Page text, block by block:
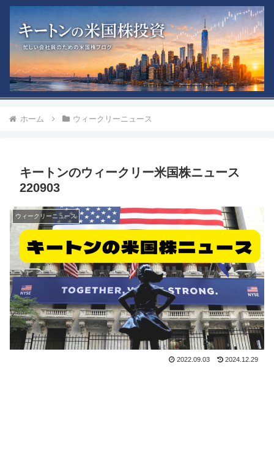
ホーム ウィークリーニュース
キートンのウィークリー米国株ニュース
220903
ウィークリーニュース
2022.09.03 2024.12.29